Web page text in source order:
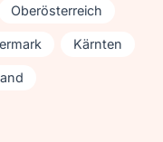
Oberösterreich
Kärnten